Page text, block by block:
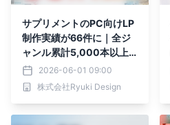
サプリメントのPC向けLP
制作実績が66件に｜全ジ
ャンル累計5,000本以上
の制作実績
2026-06-01 09:00
株式会社Ryuki Design